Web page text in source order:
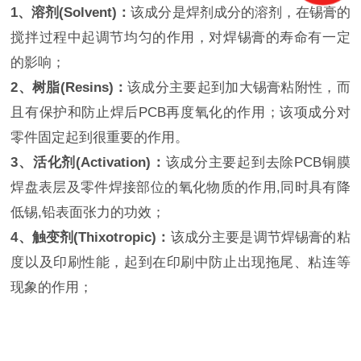
1、溶剂(Solvent)：该成分是焊剂成分的溶剂，在锡膏的
搅拌过程中起调节均匀的作用，对焊锡膏的寿命有一定
的影响；
2、树脂(Resins)：该成分主要起到加大锡膏粘附性，而
且有保护和防止焊后PCB再度氧化的作用；该项成分对
零件固定起到很重要的作用。
3、活化剂(Activation)： 该成分主要起到去除PCB铜膜
焊盘表层及零件焊接部位的氧化物质的作用,同时具有降
低锡,铅表面张力的功效；
4、触变剂(Thixotropic)： 该成分主要是调节焊锡膏的粘
度以及印刷性能，起到在印刷中防止出现拖尾、粘连等
现象的作用；